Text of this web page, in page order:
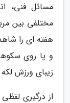
مسائل فنی،
مختلفی بین
هفته ای را
و یا روی
زیبای ورزش
از درگیری